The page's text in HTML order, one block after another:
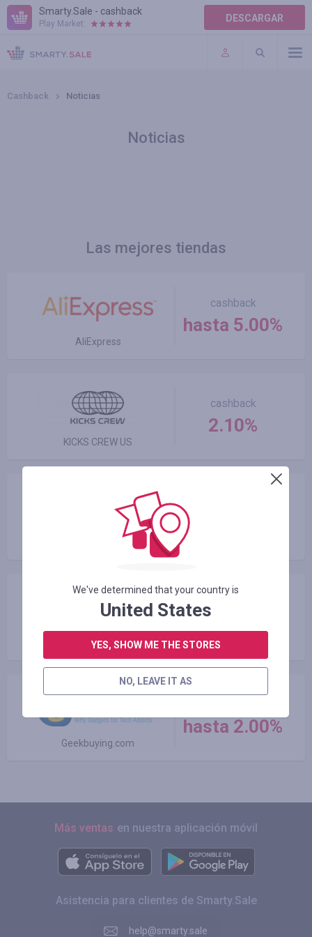
Smarty.Sale - cashback
Play Market: DESCARGAR
AYUDA
TÉRMINOS DE USO
Cashback Noticias
Noticias
Las mejores tiendas
AliExpress
cashback
hasta 5.00%
KICKS CREW US
cashback
2.10%
hasta 6.50%
SUNSKY.com
cashback
6.75%
Geekbuying.com
hasta 2.00%
Más ventas en nuestra aplicación móvil
Asistencia para clientes de Smarty.Sale
help@smarty.sale
We've determined that your country is
United States
YES, SHOW ME THE STORES
NO, LEAVE IT AS